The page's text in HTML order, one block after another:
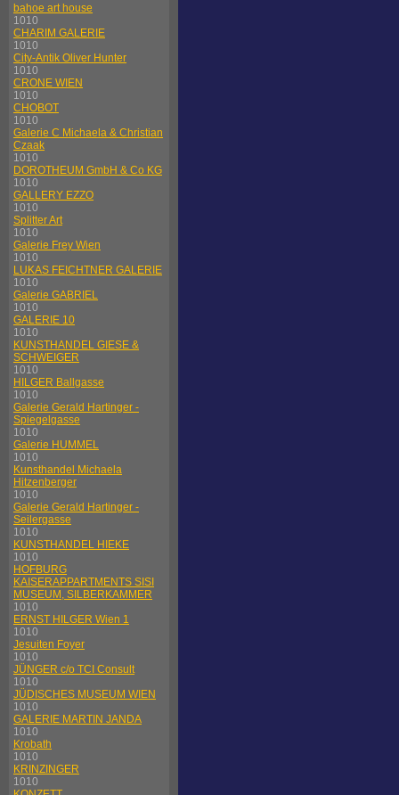
bahoe art house
1010
CHARIM GALERIE
1010
City-Antik Oliver Hunter
1010
CRONE WIEN
1010
CHOBOT
1010
Galerie C Michaela & Christian
Czaak
1010
DOROTHEUM GmbH & Co KG
1010
GALLERY EZZO
1010
Splitter Art
1010
Galerie Frey Wien
1010
LUKAS FEICHTNER GALERIE
1010
Galerie GABRIEL
1010
GALERIE 10
1010
KUNSTHANDEL GIESE &
SCHWEIGER
1010
HILGER Ballgasse
1010
Galerie Gerald Hartinger -
Spiegelgasse
1010
Galerie HUMMEL
1010
Kunsthandel Michaela
Hitzenberger
1010
Galerie Gerald Hartinger -
Seilergasse
1010
KUNSTHANDEL HIEKE
1010
HOFBURG
KAISERAPPARTMENTS SISI
MUSEUM, SILBERKAMMER
1010
ERNST HILGER Wien 1
1010
Jesuiten Foyer
1010
JÜNGER c/o TCI Consult
1010
JÜDISCHES MUSEUM WIEN
1010
GALERIE MARTIN JANDA
1010
Krobath
1010
KRINZINGER
1010